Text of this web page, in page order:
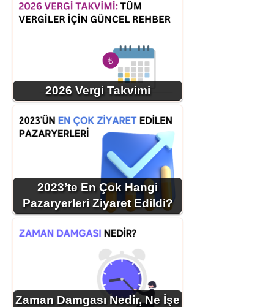
2026 Vergi Takvimi
2023’te En Çok Hangi
Pazaryerleri Ziyaret Edildi?
Zaman Damgası Nedir, Ne İşe